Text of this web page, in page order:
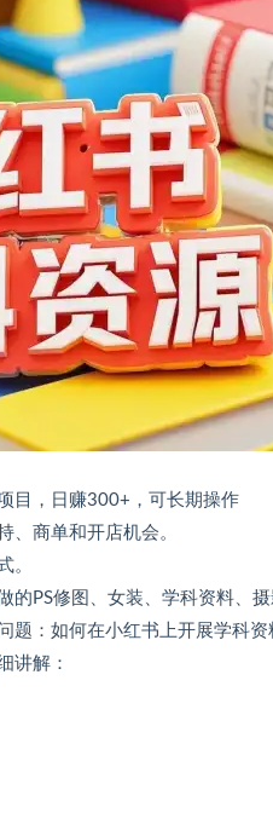
目，日赚300+，可长期操作
、商单和开店机会。
。
PS修图、女装、学科资料、摄
题：如何在小红书上开展学科资
讲解：